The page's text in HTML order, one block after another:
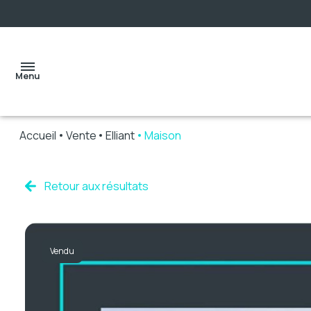
Menu
Accueil Vente Elliant Maison
Retour aux résultats
Vendu